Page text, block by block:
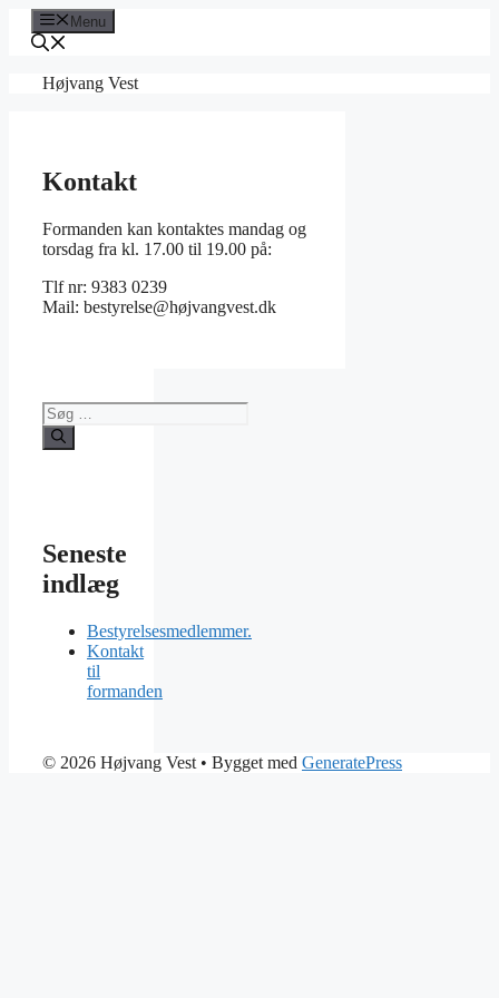
Hop
indhold
Menu
Højvang Vest
Kontakt
Formanden kan kontaktes mandag og
torsdag fra kl. 17.00 til 19.00 på:
Tlf nr: 9383 0239
Mail: bestyrelse@højvangvest.dk
Søg
efter:
Seneste
indlæg
Bestyrelsesmedlemmer.
Kontakt
til
formanden
© 2026 Højvang Vest • Bygget med GeneratePress